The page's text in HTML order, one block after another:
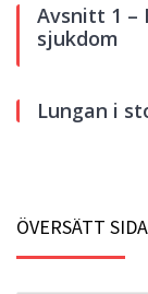
Avsnitt 1 –
sjukdom
Lungan i
ÖVERSÄTT